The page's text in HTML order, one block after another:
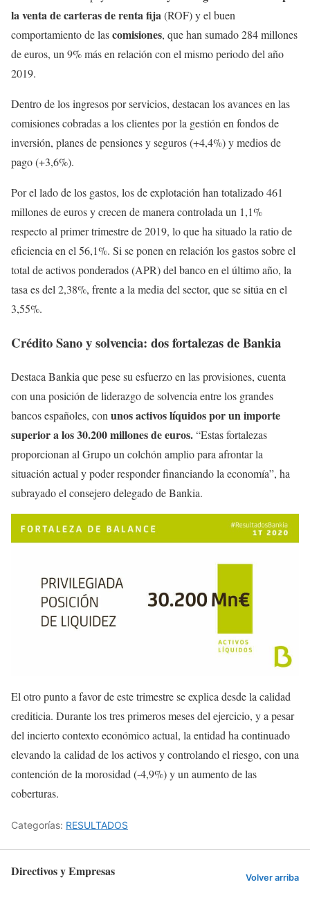
la venta de carteras de renta fija(ROF) y el buen
comportamiento de lascomisiones, que han sumado 284 millones
de euros, un 9% más en relación con el mismo periodo del año
2019.
Dentro de los ingresos por servicios, destacan los avances en las
comisiones cobradas a los clientes por la gestión en fondos de
inversión, planes de pensiones y seguros (+4,4%) y medios de
pago (+3,6%).
Por el lado de los gastos, los de explotación han totalizado 461
millones de euros y crecen de manera controlada un 1,1%
respecto al primer trimestre de 2019, lo que ha situado la ratio de
eficiencia en el 56,1%. Si se ponen en relación los gastos sobre el
total de activos ponderados (APR) del banco en el último año, la
tasa es del 2,38%, frente a la media del sector, que se sitúa en el
3,55%.
Crédito Sano y solvencia: dos fortalezas de Bankia
Destaca Bankia que pese su esfuerzo en las provisiones, cuenta
con una posición de liderazgo de solvencia entre los grandes
bancos españoles, con unos activos líquidos por un importe
superior a los 30.200 millones de euros.“Estas fortalezas
proporcionan al Grupo un colchón amplio para afrontar la
situación actual y poder responder financiando la economía”, ha
subrayado el consejero delegado de Bankia.
El otro punto a favor de este trimestre se explica desde la calidad
crediticia. Durante los tres primeros meses del ejercicio, y a pesar
del incierto contexto económico actual, la entidad ha continuado
elevando la calidad de los activos y controlando el riesgo, con una
contención de la morosidad (-4,9%) y un aumento de las
coberturas.
Categorías: RESULTADOS
Directivos y Empresas Volver arriba